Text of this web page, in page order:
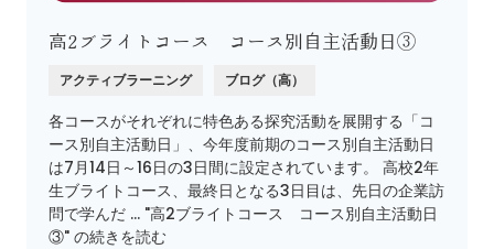
高2ブライトコース コース別自主活動日③
アクティブラーニング ブログ（高）
各コースがそれぞれに特色ある探究活動を展開する「コ
ース別自主活動日」、今年度前期のコース別自主活動日
は7月14日～16日の3日間に設定されています。 高校2年
生ブライトコース、最終日となる3日目は、先日の企業訪
問で学んだ … "高2ブライトコース コース別自主活動日
③" の続きを読む